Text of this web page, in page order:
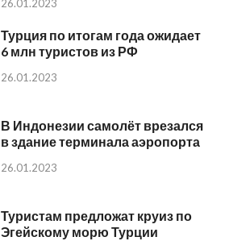
26.01.2023
Турция по итогам года ожидает
6 млн туристов из РФ
26.01.2023
В Индонезии самолёт врезался
в здание терминала аэропорта
26.01.2023
Туристам предложат круиз по
Эгейскому морю Турции